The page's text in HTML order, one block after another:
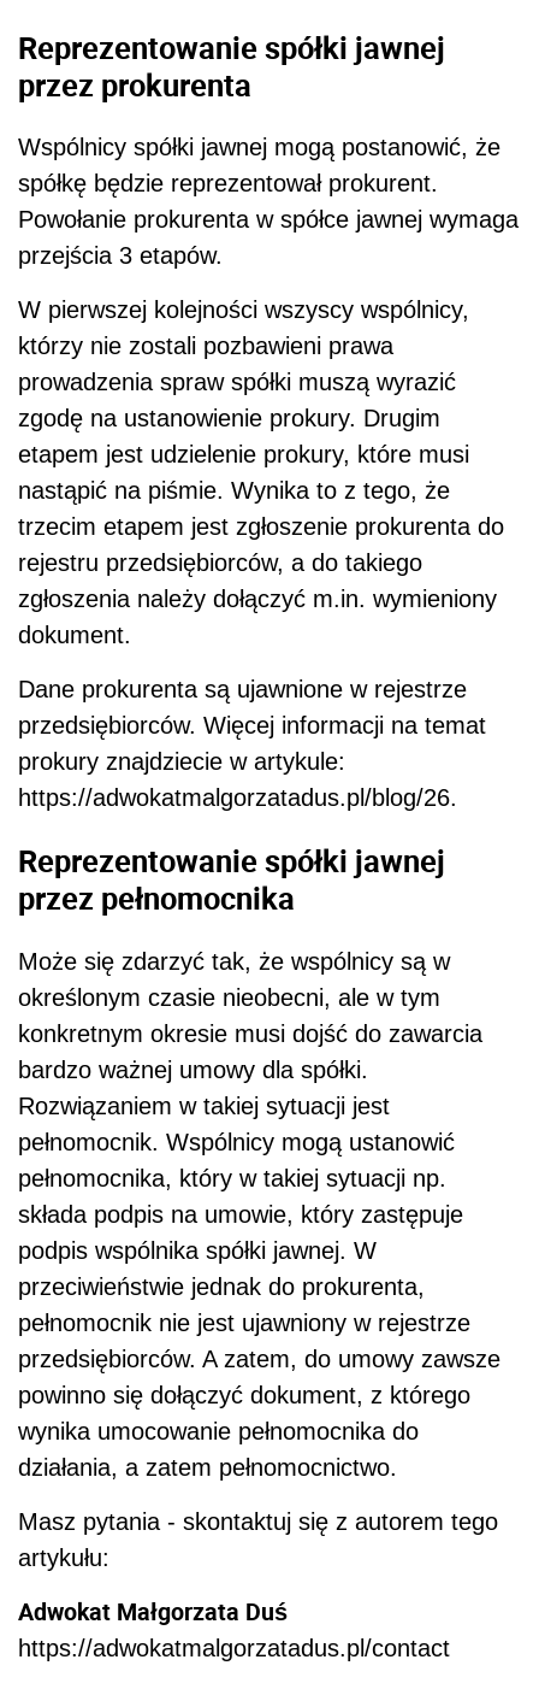
Reprezentowanie spółki jawnej
przez prokurenta
Wspólnicy spółki jawnej mogą postanowić, że
spółkę będzie reprezentował prokurent.
Powołanie prokurenta w spółce jawnej wymaga
przejścia 3 etapów.
W pierwszej kolejności wszyscy wspólnicy,
którzy nie zostali pozbawieni prawa
prowadzenia spraw spółki muszą wyrazić
zgodę na ustanowienie prokury. Drugim
etapem jest udzielenie prokury, które musi
nastąpić na piśmie. Wynika to z tego, że
trzecim etapem jest zgłoszenie prokurenta do
rejestru przedsiębiorców, a do takiego
zgłoszenia należy dołączyć m.in. wymieniony
dokument.
Dane prokurenta są ujawnione w rejestrze
przedsiębiorców. Więcej informacji na temat
prokury znajdziecie w artykule:
https://adwokatmalgorzatadus.pl/blog/26.
Reprezentowanie spółki jawnej
przez pełnomocnika
Może się zdarzyć tak, że wspólnicy są w
określonym czasie nieobecni, ale w tym
konkretnym okresie musi dojść do zawarcia
bardzo ważnej umowy dla spółki.
Rozwiązaniem w takiej sytuacji jest
pełnomocnik. Wspólnicy mogą ustanowić
pełnomocnika, który w takiej sytuacji np.
składa podpis na umowie, który zastępuje
podpis wspólnika spółki jawnej. W
przeciwieństwie jednak do prokurenta,
pełnomocnik nie jest ujawniony w rejestrze
przedsiębiorców. A zatem, do umowy zawsze
powinno się dołączyć dokument, z którego
wynika umocowanie pełnomocnika do
działania, a zatem pełnomocnictwo.
Masz pytania - skontaktuj się z autorem tego
artykułu:
Adwokat Małgorzata Duś
https://adwokatmalgorzatadus.pl/contact